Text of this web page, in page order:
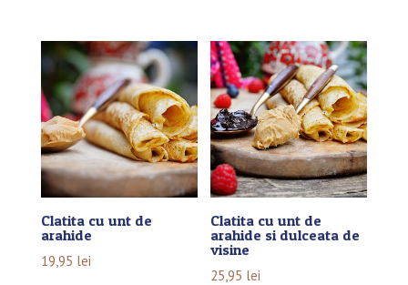
Clatita cu unt de
arahide
19,95 lei
Clatita cu unt de
arahide si dulceata de
visine
25,95 lei